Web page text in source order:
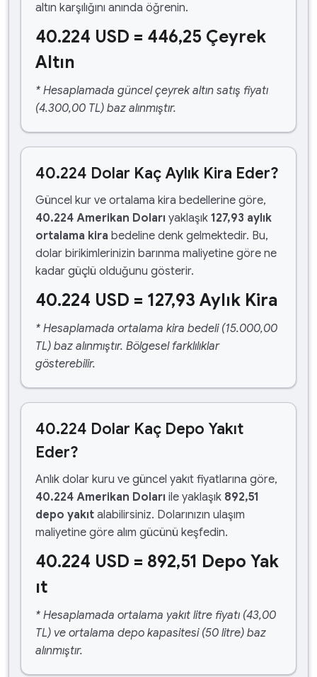
altın karşılığını anında öğrenin.
40.224 USD = 446,25 Çeyrek
Altın
* Hesaplamada güncel çeyrek altın satış fiyatı
(4.300,00 TL) baz alınmıştır.
40.224 Dolar Kaç Aylık Kira Eder?
Güncel kur ve ortalama kira bedellerine göre,
40.224 Amerikan Doları yaklaşık 127,93 aylık
ortalama kira bedeline denk gelmektedir. Bu,
dolar birikimlerinizin barınma maliyetine göre ne
kadar güçlü olduğunu gösterir.
40.224 USD = 127,93 Aylık Kira
* Hesaplamada ortalama kira bedeli (15.000,00
TL) baz alınmıştır. Bölgesel farklılıklar
gösterebilir.
40.224 Dolar Kaç Depo Yakıt
Eder?
Anlık dolar kuru ve güncel yakıt fiyatlarına göre,
40.224 Amerikan Doları ile yaklaşık 892,51
depo yakıt alabilirsiniz. Dolarınızın ulaşım
maliyetine göre alım gücünü keşfedin.
40.224 USD = 892,51 Depo Yak
ıt
* Hesaplamada ortalama yakıt litre fiyatı (43,00
TL) ve ortalama depo kapasitesi (50 litre) baz
alınmıştır.